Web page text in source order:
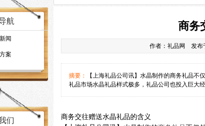
航
闻
案
们
商务
作者：礼品网 发布
摘要：
【上海礼品公司讯】水晶制作的商务礼品
礼品市场水晶礼品样式极多，礼品公司也投入巨大
商务交往赠送水晶礼品的含义